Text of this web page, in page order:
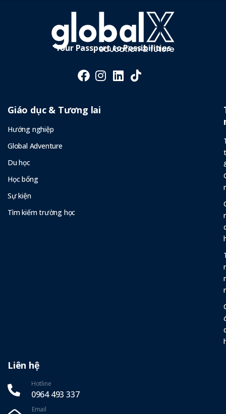
Your Passport to Possibilities
Giáo dục & Tương lai
Hướng nghiệp
Global Adventure
Du học
Học bổng
Sự kiện
Tìm kiếm trường học
Liên hệ
Hotline
0964 493 337‬
Email